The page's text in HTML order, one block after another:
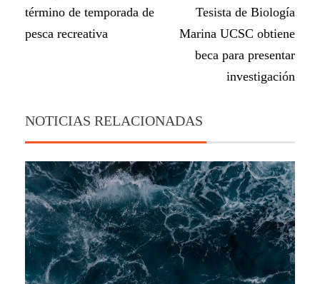
término de temporada de
pesca recreativa
Tesista de Biología
Marina UCSC obtiene
beca para presentar
investigación
NOTICIAS RELACIONADAS